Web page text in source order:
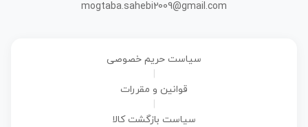
mogtaba.sahebi2009@gmail.com
سیاست حریم خصوصی
قوانین و مقررات
سیاست بازگشت کالا